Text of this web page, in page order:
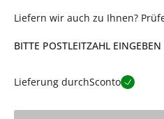
Liefern wir auch zu Ihnen?
BITTE POSTLEITZAHL EINGEBEN
Lieferung durchSconto